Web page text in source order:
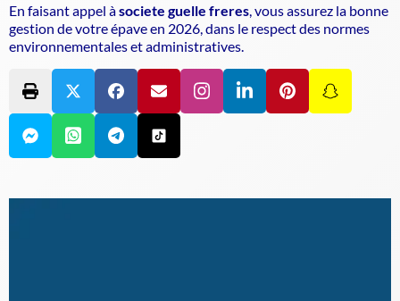
En faisant appel àsociete guelle freres , vous assurez la bonne
gestion de votre épave en 2026, dans le respect des normes
environnementales et administratives.